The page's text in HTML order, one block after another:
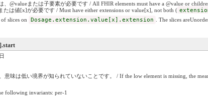
、@valueまたは子要素が必要です / All FHIR elements must have a @value or
たは値[x]が必要です / Must have either extensions or value[x], not both (
slices on Dosage.extension.value[x].extension . The slices
意味は低い境界が知られていないことです。 / If the low element is missing, the
following invariants: per-1